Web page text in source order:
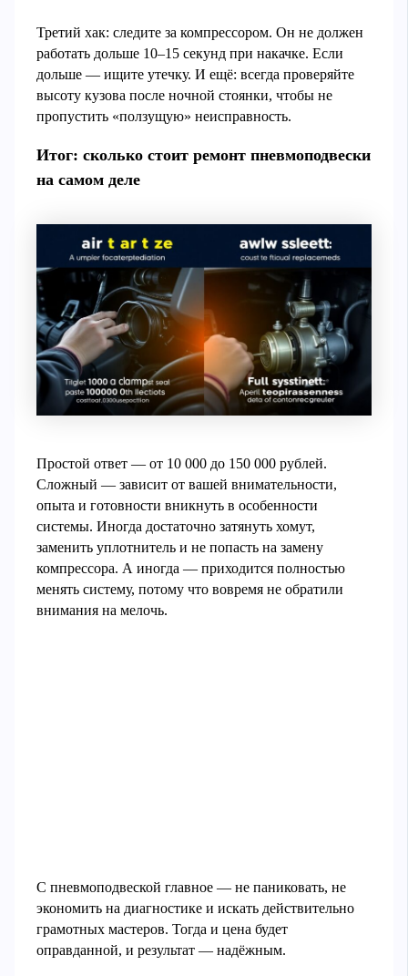
Третий хак: следите за компрессором. Он не должен
работать дольше 10–15 секунд при накачке. Если
дольше — ищите утечку. И ещё: всегда проверяйте
высоту кузова после ночной стоянки, чтобы не
пропустить «ползущую» неисправность.
Итог: сколько стоит ремонт пневмоподвески
на самом деле
Простой ответ — от 10 000 до 150 000 рублей.
Сложный — зависит от вашей внимательности,
опыта и готовности вникнуть в особенности
системы. Иногда достаточно затянуть хомут,
заменить уплотнитель и не попасть на замену
компрессора. А иногда — приходится полностью
менять систему, потому что вовремя не обратили
внимания на мелочь.
С пневмоподвеской главное — не паниковать, не
экономить на диагностике и искать действительно
грамотных мастеров. Тогда и цена будет
оправданной, и результат — надёжным.